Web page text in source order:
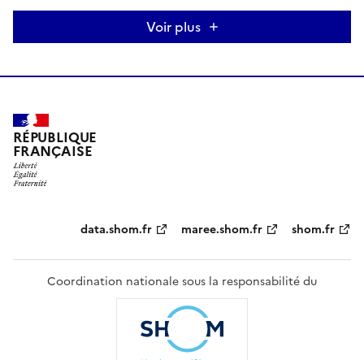
Voir plus
RÉPUBLIQUE
FRANÇAISE
Partenaires
data.shom.fr maree.shom.fr shom.fr
Coordination nationale sous la responsabilité du